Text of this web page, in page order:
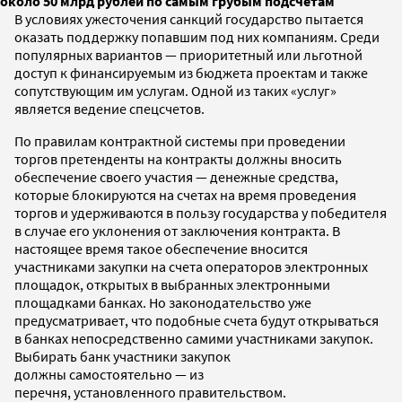
В условиях ужесточения санкций государство пытается
оказать поддержку попавшим под них компаниям. Среди
популярных вариантов — приоритетный или льготной
доступ к финансируемым из бюджета проектам и также
сопутствующим им услугам. Одной из таких «услуг»
является ведение спецсчетов.
По правилам контрактной системы при проведении
торгов претенденты на контракты должны вносить
обеспечение своего участия — денежные средства,
которые блокируются на счетах на время проведения
торгов и удерживаются в пользу государства у победителя
в случае его уклонения от заключения контракта. В
настоящее время такое обеспечение вносится
участниками закупки на счета операторов электронных
площадок, открытых в выбранных электронными
площадками банках. Но законодательство уже
предусматривает, что подобные счета будут открываться
в банках непосредственно самими участниками закупок.
Выбирать банк участники закупок
должны самостоятельно — из
перечня, установленного правительством.